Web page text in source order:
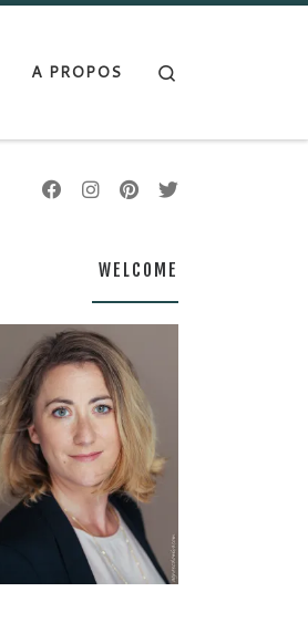
A PROPOS
WELCOME